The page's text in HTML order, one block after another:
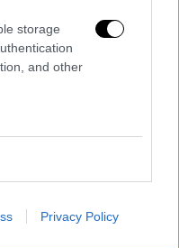
storage
and other
Privacy Policy
καταχώρηση
της καταστροφής από